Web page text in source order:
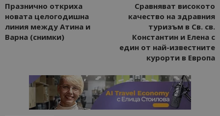
Празнично откриха
новата целогодишна
линия между Атина и
Варна (снимки)
Сравняват високото
качество на здравния
туризъм в Св. св.
Константин и Елена с
един от най-известните
курорти в Европа